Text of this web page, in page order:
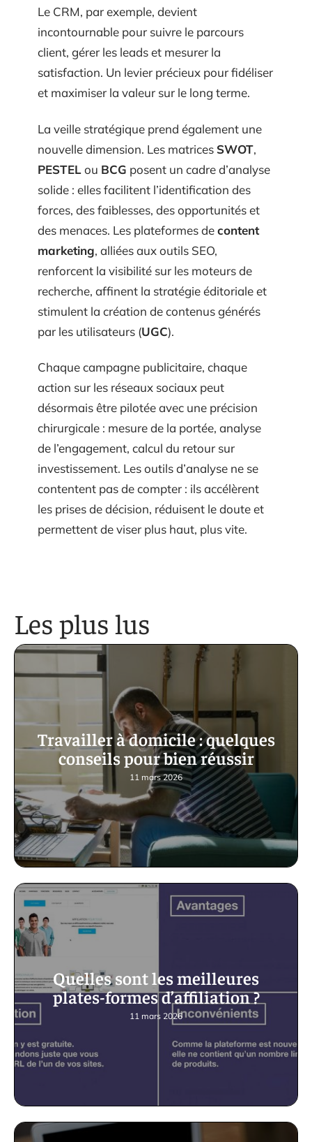
Le CRM, par exemple, devient
incontournable pour suivre le parcours
client, gérer les leads et mesurer la
satisfaction. Un levier précieux pour fidéliser
et maximiser la valeur sur le long terme.
La veille stratégique prend également une
nouvelle dimension. Les matrices SWOT,
PESTELou BCG posent un cadre d’analyse
solide : elles facilitent l’identification des
forces, des faiblesses, des opportunités et
des menaces. Les plateformes decontent
marketing, alliées aux outils SEO,
renforcent la visibilité sur les moteurs de
recherche, affinent la stratégie éditoriale et
stimulent la création de contenus générés
par les utilisateurs (UGC).
Chaque campagne publicitaire, chaque
action sur les réseaux sociaux peut
désormais être pilotée avec une précision
chirurgicale : mesure de la portée, analyse
de l’engagement, calcul du retour sur
investissement. Les outils d’analyse ne se
contentent pas de compter : ils accélèrent
les prises de décision, réduisent le doute et
permettent de viser plus haut, plus vite.
Les plus lus
Travailler à domicile : quelques
conseils pour bien réussir
11 mars 2026
Quelles sont les meilleures
plates-formes d’affiliation ?
11 mars 2026